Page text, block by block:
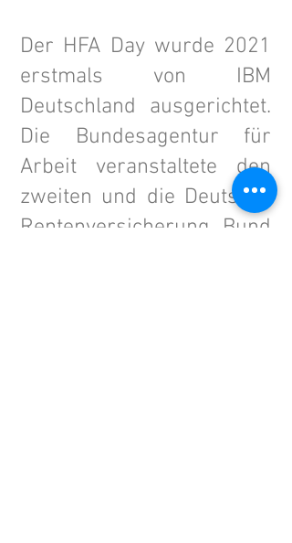
Der HFA Day wurde 2021
erstmals von IBM
Deutschland ausgerichtet.
Die Bundesagentur für
Arbeit veranstaltete den
zweiten und die Deutsche
Rentenversicherung Bund